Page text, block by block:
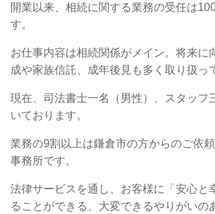
開業以来、相続に関する業務の受任は
す。
お仕事内容は相続関係がメイン。将来に
成や家族信託、成年後見も多く取り扱っ
現在、司法書士一名（男性）、スタッフ
いております。
業務の9割以上は鎌倉市の方からのご依
事務所です。
法律サービスを通し、お客様に「安心と
ることができる、大変できるやりがいの